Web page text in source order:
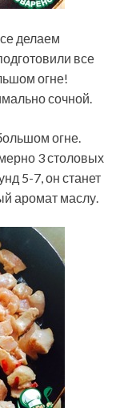
делаем
все
огне!
сочной.
огне.
3 столовых
5-7, он станет
аромат маслу.